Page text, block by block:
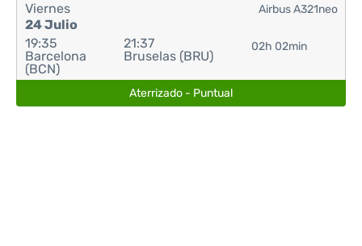
Viernes
24 Julio
19:35
Barcelona
(BCN)
21:37
Bruselas (BRU)
02h 02min
Airbus A321neo
Aterrizado - Puntual